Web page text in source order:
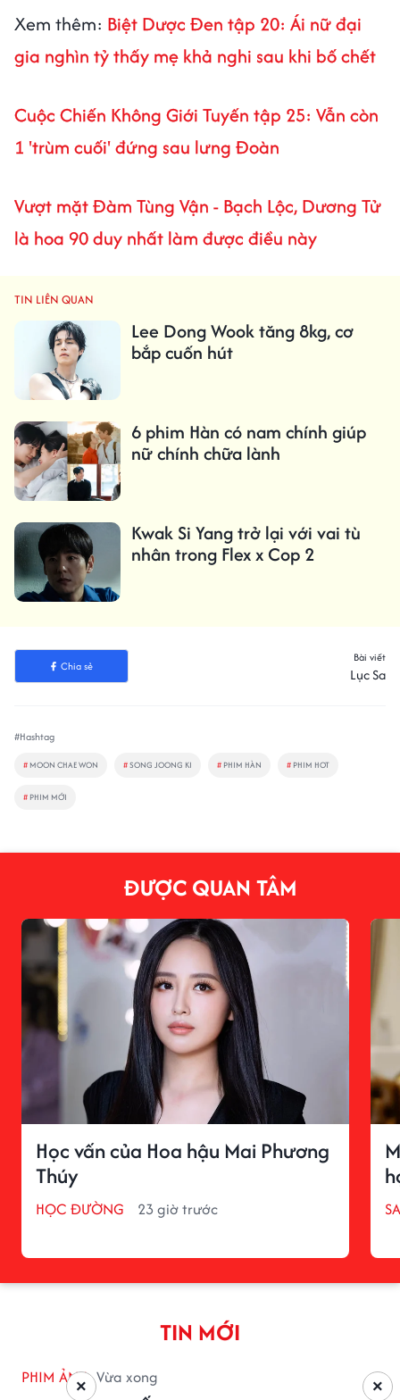
Xem thêm: Biệt Dược Đen tập 20: Ái nữ đại
gia nghìn tỷ thấy mẹ khả nghi sau khi bố chết
Cuộc Chiến Không Giới Tuyến tập 25: Vẫn còn
1 'trùm cuối' đứng sau lưng Đoàn
Vượt mặt Đàm Tùng Vận - Bạch Lộc, Dương Tử
là hoa 90 duy nhất làm được điều này
TIN LIÊN QUAN
Lee Dong Wook tăng 8kg, cơ
bắp cuốn hút
6 phim Hàn có nam chính giúp
nữ chính chữa lành
Kwak Si Yang trở lại với vai tù
nhân trong Flex x Cop 2
Chia sẻ
Bài viết
Lục Sa
#Hashtag
# MOON CHAE WON #SONG JOONG KI # PHIM HÀN # PHIM HOT
# PHIM MỚI
ĐƯỢC QUAN TÂM
Học vấn của Hoa hậu Mai Phương
Thúy
HỌC ĐƯỜNG 23 giờ trước
TIN MỚI
PHIM ẢNH Vừa xong ×
×